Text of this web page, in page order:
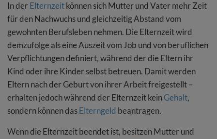
In derElternzeitkönnen sich Mutter und Vater mehr Zeit
für den Nachwuchs und gleichzeitig Abstand vom
gewohnten Berufsleben nehmen. Die Elternzeit wird
demzufolge als eine Auszeit vom Job und von beruflichen
Verpflichtungen definiert, während der die Eltern ihr
Kind oder ihre Kinder selbst betreuen. Damit werden
Eltern nach der Geburt von ihrer Arbeit freigestellt –
erhalten jedoch während der Elternzeit keinGehalt,
sondern können dasElterngeld beantragen.
Wenn die Elternzeit beendet ist, besitzen Mutter und